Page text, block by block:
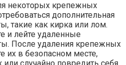
некоторых крепежных
дополнительная
такие как кирка или лом.
и лейте удаленные
После удаления крепежных
их в безопасном месте,
или случайно повредить себя.​